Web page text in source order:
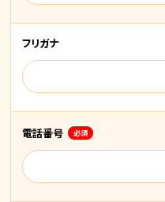
フリガナ
電話番号 必須